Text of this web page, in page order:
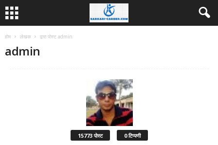
होम लेखक द्वारा पोस्ट admin
admin
15773 पोस्ट 0 टिप्पणी